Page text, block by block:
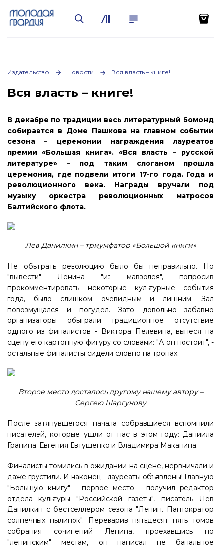
Издательство Новости Вся власть – книге!
Вся власть – книге!
В декабре по традиции весь литературный бомонд
собирается в Доме Пашкова на главном событии
сезона – церемонии награждения лауреатов
премии «Большая книга». «Вся власть – русской
литературе» – под таким слоганом прошла
церемония, где подвели итоги 17-го года. Года и
революционного века. Награды вручали под
музыку оркестра революционных матросов
Балтийского флота.
Лев Данилкин – триумфатор «Большой книги»
Не обыграть революцию было бы неправильно. Но
"вывести" Ленина "из мавзолея", попросив
прокомментировать некоторые культурные события
года, было слишком очевидным и лишним. Зал
повозмущался и погудел. Зато довольно забавно
организаторы обыграли традиционное отсутствие
одного из финалистов - Виктора Пелевина, вынеся на
сцену его картонную фигуру со словами: "А он постоит", -
остальные финалисты сидели словно на тронах.
Второе место досталось другому нашему автору –
Сергею Шаргунову
После затянувшегося начала собравшиеся вспомнили
писателей, которые ушли от нас в этом году: Даниила
Гранина, Евгения Евтушенко и Владимира Маканина.
Финалисты томились в ожидании на сцене, нервничали и
даже грустили. И наконец - лауреаты объявлены! Главную
"Большую книгу" - первое место - получил редактор
отдела культуры "Российской газеты", писатель Лев
Данилкин с бестселлером сезона "Ленин. Пантократор
солнечных пылинок". Переварив пятьдесят пять томов
собрания сочинений Ленина, проехавшись по
"ленинским" местам, он написал не банальное